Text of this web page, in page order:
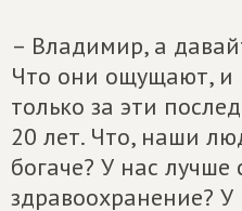
– Владимир, а
Что они ощущают,
только за эти
20 лет. Что, наши
богаче? У нас лучше
здравоохранение?